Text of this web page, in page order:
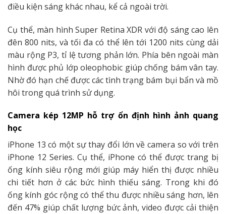
điều kiện sáng khác nhau, kể cả ngoài trời.
Cụ thể, màn hình Super Retina XDR với độ sáng cao lên
đên 800 nits, và tối đa có thể lên tới 1200 nits cùng dải
màu rộng P3, tỉ lệ tương phản lớn. Phía bên ngoài màn
hình được phủ lớp oleophobic giúp chống bám vân tay.
Nhờ đó hạn chế được các tình trạng bám bụi bẩn và mồ
hôi trong quá trình sử dụng.
Camera kép 12MP hỗ trợ ổn định hình ảnh quang
học
iPhone 13 có một sự thay đổi lớn về camera so với trên
iPhone 12 Series. Cụ thể, iPhone có thể được trang bị
ống kính siêu rộng mới giúp máy hiển thị được nhiều
chi tiết hơn ở các bức hình thiếu sáng. Trong khi đó
ống kính góc rộng có thể thu được nhiều sáng hơn, lên
đến 47% giúp chất lượng bức ảnh, video được cải thiện